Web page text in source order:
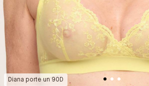
Diana porte un 90D